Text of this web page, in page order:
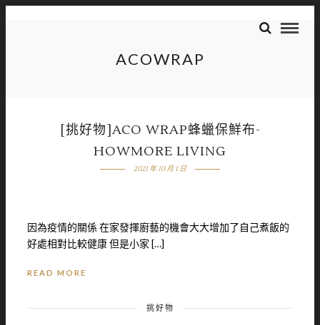
ACOWRAP
[挑好物]ACO WRAP蜂蠟保鮮布-
HOWMORE LIVING
2021 年 10 月 1 日
因為疫情的關係 在家發揮廚藝的機會大大增加了自己煮飯的
好處相對比較健康 但是小家 […]
READ MORE
挑好物